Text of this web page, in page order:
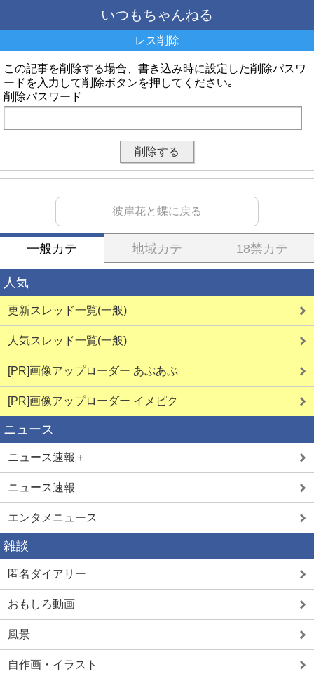
いつもちゃんねる
レス削除
この記事を削除する場合、書き込み時に設定した削除パスワ
ードを入力して削除ボタンを押してください｡
削除パスワード
彼岸花と蝶に戻る
一般カテ 地域カテ 18禁カテ
人気
更新スレッド一覧(一般)
人気スレッド一覧(一般)
[PR]画像アップローダー あぷあぷ
[PR]画像アップローダー イメピク
ニュース
ニュース速報＋
ニュース速報
エンタメニュース
雑談
匿名ダイアリー
おもしろ動画
風景
自作画・イラスト